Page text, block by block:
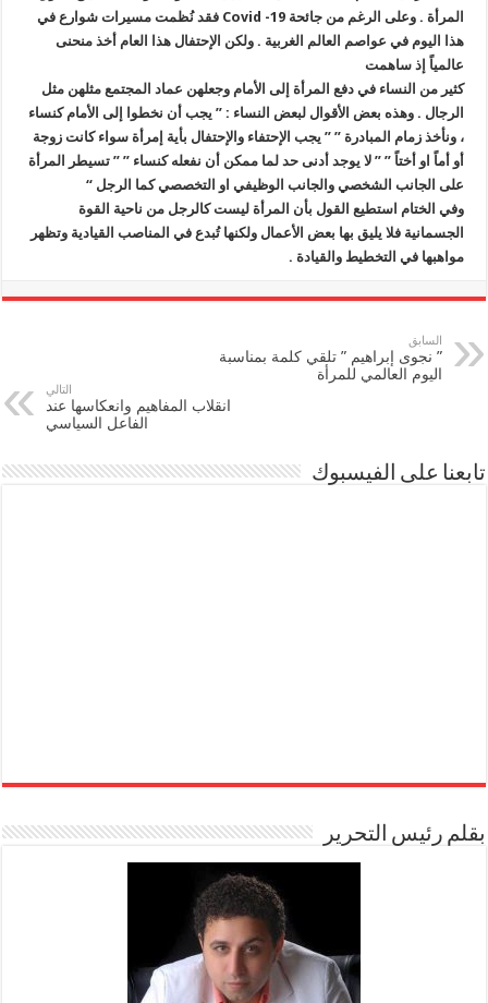
المرأة . وعلى الرغم من جائحة Covid -19 فقد نُظمت مسيرات شوارع في
هذا اليوم في عواصم العالم الغربية . ولكن الإحتفال هذا العام أخذ منحنى
عالمياً إذ ساهمت
كثير من النساء في دفع المرأة إلى الأمام وجعلهن عماد المجتمع مثلهن مثل
الرجال . وهذه بعض الأقوال لبعض النساء : ” يجب أن نخطوا إلى الأمام كنساء
، ونأخذ زمام المبادرة ” ” يجب الإحتفاء والإحتفال بأية إمرأة سواء كانت زوجة
أو أماً او أختاً ” ” لا يوجد أدنى حد لما ممكن أن نفعله كنساء ” ” تسيطر المرأة
على الجانب الشخصي والجانب الوظيفي او التخصصي كما الرجل “
وفي الختام استطيع القول بأن المرأة ليست كالرجل من ناحية القوة
الجسمانية فلا يليق بها بعض الأعمال ولكنها تُبدع في المناصب القيادية وتظهر
مواهبها في التخطيط والقيادة .
السابق
” نجوى إبراهيم ” تلقي كلمة بمناسبة
اليوم العالمي للمرأة
التالي
انقلاب المفاهيم وانعكاسها عند
الفاعل السياسي
تابعنا على الفيسبوك
بقلم رئيس التحرير